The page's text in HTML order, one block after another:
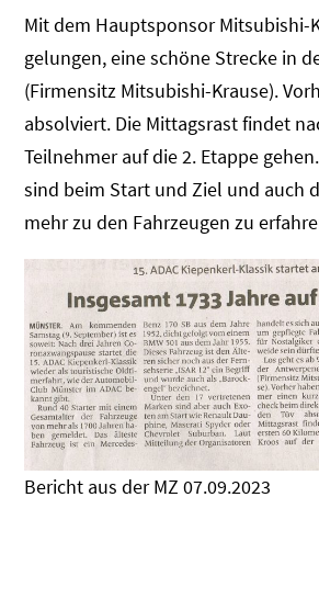
Mit dem Hauptsponsor Mitsubishi-
gelungen, eine schöne Strecke in
(Firmensitz Mitsubishi-Krause).
absolviert. Die Mittagsrast findet
Teilnehmer auf die 2. Etappe
sind beim Start und Ziel und auch
mehr zu den Fahrzeugen zu
Bericht aus der MZ 07.09.2023